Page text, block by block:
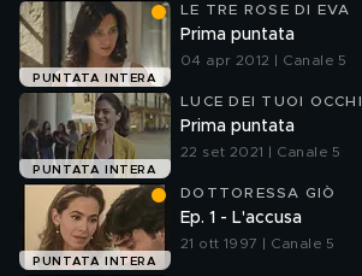
PUNTATA INTERA
LE TRE ROSE DI EVA
Prima puntata
04 apr 2012 | Canale 5
PUNTATA INTERA
LUCE DEI TUOI OCCHI
Prima puntata
22 set 2021 | Canale 5
PUNTATA INTERA
DOTTORESSA GIÒ
Ep. 1 - L'accusa
21 ott 1997 | Canale 5